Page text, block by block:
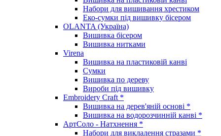
Набори для вишивання хрестиком
Еко-сумки під вишивку бісером
OLANTA (Україна)
Вишивка бісером
Вишивка нитками
Virena
Вишивка на пластиковій канві
Сумки
Вишивка по дереву
Вироби під вишивку
Embroidery Craft *
Вишивка на дерев'яній основі *
Вишивка на водорозчинній канві *
АртСоло - Натхнення *
Набори для викладення стразами *